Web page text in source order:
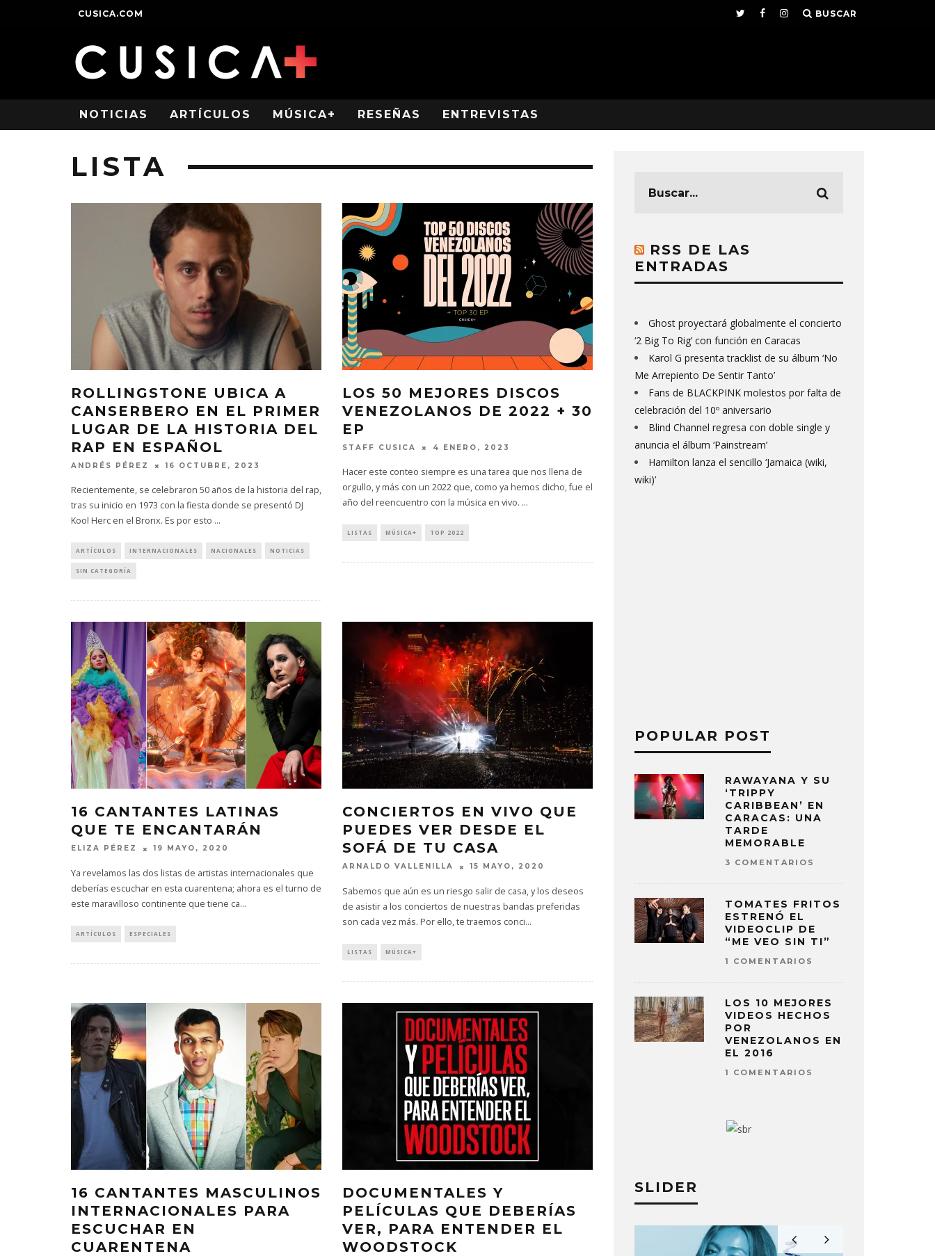
CUSICA.COM BUSCAR
NOTICIAS ARTÍCULOS MÚSICA+ RESEÑAS ENTREVISTAS
LISTA
ROLLINGSTONE UBICA A
CANSERBERO EN EL PRIMER
LUGAR DE LA HISTORIA DEL
RAP EN ESPAÑOL
ANDRÉS PÉREZ 16 OCTUBRE, 2023
Recientemente, se celebraron 50 años de la historia del rap,
tras su inicio en 1973 con la fiesta donde se presentó DJ
Kool Herc en el Bronx. Es por esto ...
ARTÍCULOS INTERNACIONALES NACIONALES NOTICIAS
SIN CATEGORÍA
LOS 50 MEJORES DISCOS
VENEZOLANOS DE 2022 + 30
EP
STAFF CUSICA 4 ENERO, 2023
Hacer este conteo siempre es una tarea que nos llena de
orgullo, y más con un 2022 que, como ya hemos dicho, fue el
año del reencuentro con la música en vivo. ...
LISTAS MÚSICA+ TOP 2022
16 CANTANTES LATINAS
QUE TE ENCANTARÁN
ELIZA PÉREZ 19 MAYO, 2020
Ya revelamos las dos listas de artistas internacionales que
deberías escuchar en esta cuarentena; ahora es el turno de
este maravilloso continente que tiene ca...
ARTÍCULOS ESPECIALES
CONCIERTOS EN VIVO QUE
PUEDES VER DESDE EL
SOFÁ DE TU CASA
ARNALDO VALLENILLA 15 MAYO, 2020
Sabemos que aún es un riesgo salir de casa, y los deseos
de asistir a los conciertos de nuestras bandas preferidas
son cada vez más. Por ello, te traemos conci...
LISTAS MÚSICA+
16 CANTANTES MASCULINOS
INTERNACIONALES PARA
ESCUCHAR EN
CUARENTENA
DOCUMENTALES Y
PELÍCULAS QUE DEBERÍAS
VER, PARA ENTENDER EL
WOODSTOCK
RSS DE LAS
ENTRADAS
Ghost proyectará globalmente el concierto
‘2 Big To Rig’ con función en Caracas
Karol G presenta tracklist de su álbum ‘No
Me Arrepiento De Sentir Tanto’
Fans de BLACKPINK molestos por falta de
celebración del 10º aniversario
Blind Channel regresa con doble single y
anuncia el álbum ‘Painstream’
Hamilton lanza el sencillo ‘Jamaica (wiki,
wiki)’
POPULAR POST
RAWAYANA Y SU
‘TRIPPY
CARIBBEAN’ EN
CARACAS: UNA
TARDE
MEMORABLE
3 COMENTARIOS
TOMATES FRITOS
ESTRENÓ EL
VIDEOCLIP DE
“ME VEO SIN TI”
1 COMENTARIOS
LOS 10 MEJORES
VIDEOS HECHOS
POR
VENEZOLANOS EN
EL 2016
1 COMENTARIOS
SLIDER